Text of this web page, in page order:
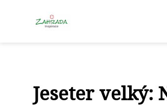
Jeseter velký: